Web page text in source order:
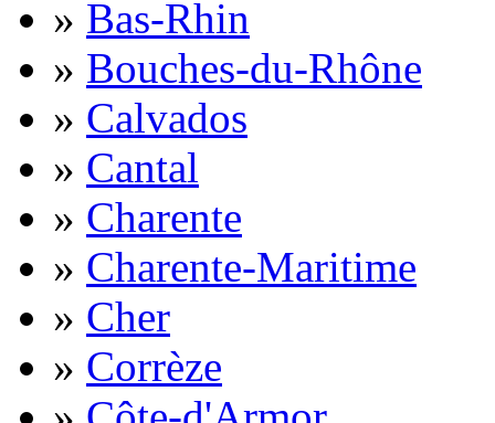
» Bas-Rhin
» Bouches-du-Rhône
» Calvados
» Cantal
» Charente
» Charente-Maritime
» Cher
» Corrèze